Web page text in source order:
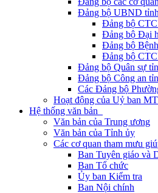
Đảng bộ UBND tỉnh
Đảng bộ
Đảng bộ Đại
Đảng bộ
Đảng bộ
Đảng bộ Quân sự
Đảng bộ Công an
Các Đảng bộ
Hoạt động của Uỷ ban
Hệ thống văn bản
Văn bản của Trung ương
Văn bản của Tỉnh ủy
Các cơ quan tham mưu
Ban Tuyên giáo và
Ban Tổ chức
Ủy ban Kiểm tra
Ban Nội chính